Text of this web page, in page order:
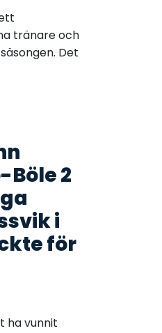
tränare och
Det
Böle 2
i
för
ha vunnit